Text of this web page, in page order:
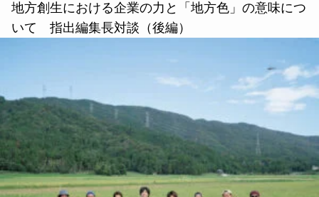
地方創生における企業の力と「地方色」の意味につ
いて 指出編集長対談（後編）